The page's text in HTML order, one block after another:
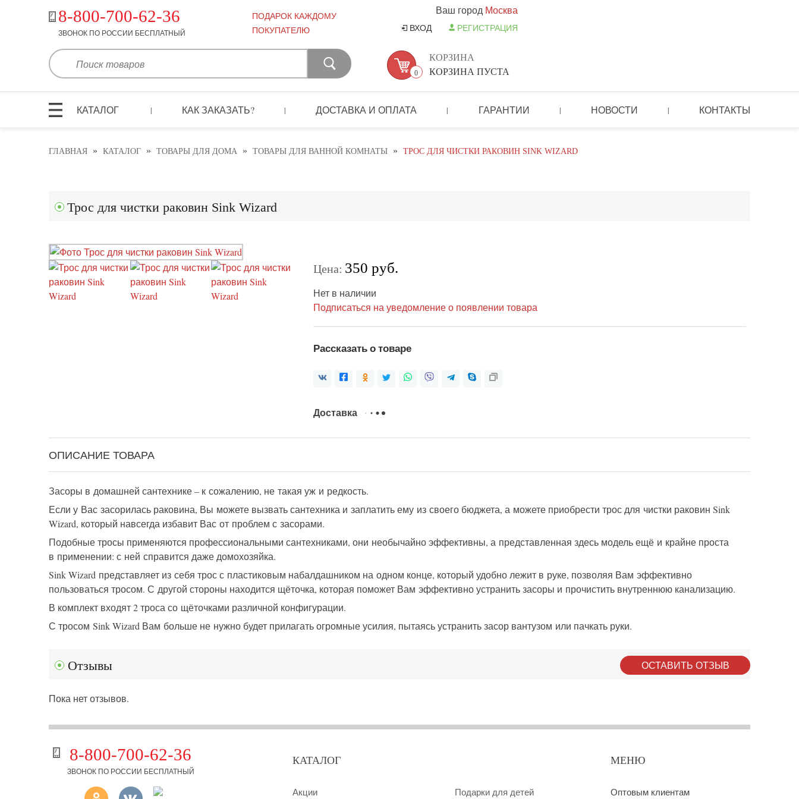
8-800-700-62-36
ЗВОНОК ПО РОССИИ БЕСПЛАТНЫЙ
ПОДАРОК КАЖДОМУ
ПОКУПАТЕЛЮ
Ваш город Москва
ВХОД РЕГИСТРАЦИЯ
0
КОРЗИНА
КОРЗИНА ПУСТА
КАТАЛОГ | КАК ЗАКАЗАТЬ? | ДОСТАВКА И ОПЛАТА | ГАРАНТИИ | НОВОСТИ | КОНТАКТЫ
ГЛАВНАЯ » КАТАЛОГ » ТОВАРЫ ДЛЯ ДОМА » ТОВАРЫ ДЛЯ ВАННОЙ КОМНАТЫ » ТРОС ДЛЯ ЧИСТКИ РАКОВИН SINK WIZARD
Трос для чистки раковин Sink Wizard
Цена: 350 руб.
Нет в наличии
Подписаться на уведомление о появлении товара
Рассказать о товаре
Доставка
ОПИСАНИЕ ТОВАРА
Засоры в домашней сантехнике – к сожалению, не такая уж и редкость.
Если у Вас засорилась раковина, Вы можете вызвать сантехника и заплатить ему из своего бюджета, а можете приобрести трос для чистки раковин Sink
Wizard, который навсегда избавит Вас от проблем с засорами.
Подобные тросы применяются профессиональными сантехниками, они необычайно эффективны, а представленная здесь модель ещё и крайне проста
в применении: с ней справится даже домохозяйка.
Sink Wizard представляет из себя трос с пластиковым набалдашником на одном конце, который удобно лежит в руке, позволяя Вам эффективно
пользоваться тросом. С другой стороны находится щёточка, которая поможет Вам эффективно устранить засоры и прочистить внутреннюю канализацию.
В комплект входят 2 троса со щёточками различной конфигурации.
С тросом Sink Wizard Вам больше не нужно будет прилагать огромные усилия, пытаясь устранить засор вантузом или пачкать руки.
Отзывы ОСТАВИТЬ ОТЗЫВ
Пока нет отзывов.
8-800-700-62-36
ЗВОНОК ПО РОССИИ БЕСПЛАТНЫЙ
КАТАЛОГ
Акции Подарки для детей
МЕНЮ
Оптовым клиентам